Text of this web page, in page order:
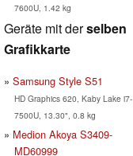
7600U, 1.42 kg
Geräte mit derselben
Grafikkarte
Samsung Style S51
HD Graphics 620, Kaby Lake i7-
7500U, 13.30", 0.8 kg
Medion Akoya S3409-
MD60999